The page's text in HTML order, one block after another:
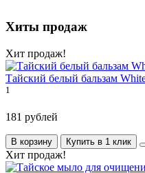
Хиты продаж
Хит продаж!
Тайский белый бальзам
1
181 рублей
В корзину Купить в 1 клик
Хит продаж!